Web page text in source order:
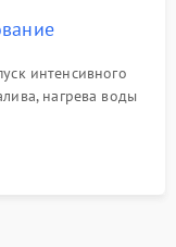
интенсивного
нагрева воды
шумов,
в поддоне.